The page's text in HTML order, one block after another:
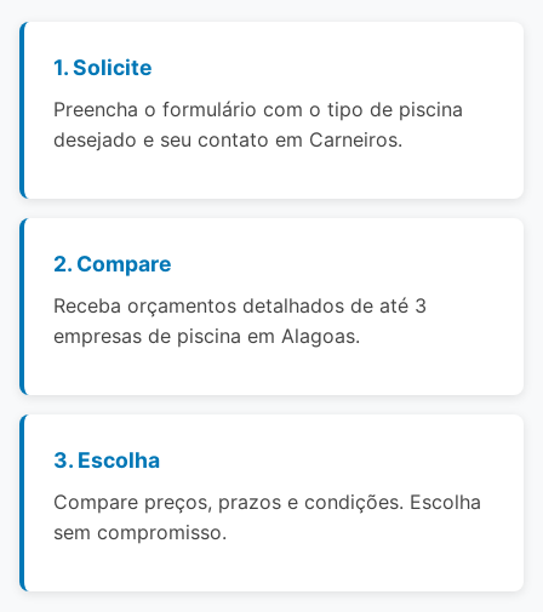
1. Solicite
Preencha o formulário com o tipo de piscina
desejado e seu contato em Carneiros.
2. Compare
Receba orçamentos detalhados de até 3
empresas de piscina em Alagoas.
3. Escolha
Compare preços, prazos e condições. Escolha
sem compromisso.